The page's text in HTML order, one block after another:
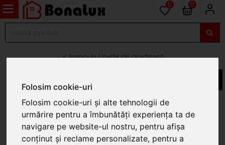
Folosim cookie-uri
Folosim cookie-uri și alte tehnologii de
urmărire pentru a îmbunătăți experiența ta de
navigare pe website-ul nostru, pentru afișa
conținut și reclame personalizate, pentru a
0 0
Unelte de gradinarit